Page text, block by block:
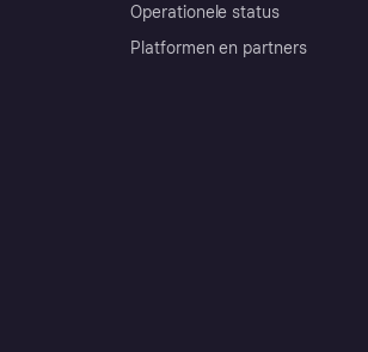
Operationele status
Platformen en partners